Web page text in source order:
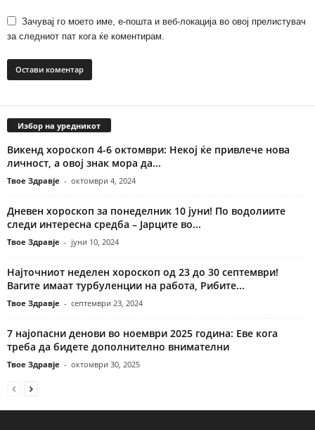
Зачувај го моето име, е-пошта и веб-локација во овој прелистувач
за следниот пат кога ќе коментирам.
Избор на уредникот
Викенд хороскоп 4-6 октомври: Некој ќе привлече нова
личност, а овој знак мора да...
Твое Здравје - октомври 4, 2024
Дневен хороскоп за понеделник 10 јуни! По водолиите
следи интересна средба – Јарците во...
Твое Здравје - јуни 10, 2024
Најточниот неделен хороскоп од 23 до 30 септември!
Вагите имаат турбуленции на работа, Рибите...
Твое Здравје - септември 23, 2024
7 најопасни денови во ноември 2025 година: Еве кога
треба да бидете дополнително внимателни
Твое Здравје - октомври 30, 2025